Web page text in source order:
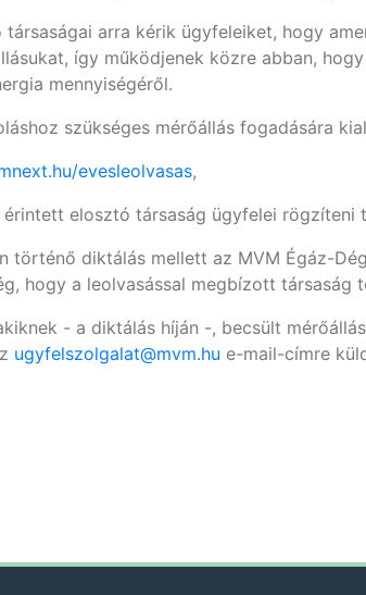
arra kérik ügyfeleiket, hogy
így működjenek közre abban,
mennyiségéről.
szükséges mérőállás fogadására
evesleolvasas,
elosztó társaság ügyfelei rögzíteni
történő diktálás mellett az MVM Égáz-
hogy a leolvasással megbízott társaság
- a diktálás híján -, becsült
ugyfelszolgalat@mvm.hu e-mail-címre